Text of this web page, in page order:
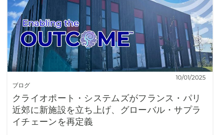
ブログ
10/01/2025
クライオポート・システムズがフランス・パリ
近郊に新施設を立ち上げ、グローバル・サプラ
イチェーンを再定義